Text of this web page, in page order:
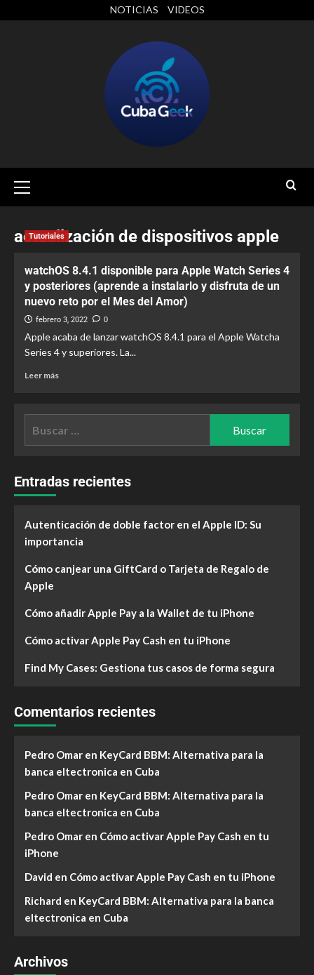
NOTICIAS VIDEOS
actualización de dispositivos apple
Tutoriales
watchOS 8.4.1 disponible para Apple Watch Series 4
y posteriores (aprende a instalarlo y disfruta de un
nuevo reto por el Mes del Amor)
febrero 3, 2022 0
Apple acaba de lanzar watchOS 8.4.1 para el Apple Watcha
Series 4 y superiores. La...
Leer más
Entradas recientes
Autenticación de doble factor en el Apple ID: Su
importancia
Cómo canjear una GiftCard o Tarjeta de Regalo de
Apple
Cómo añadir Apple Pay a la Wallet de tu iPhone
Cómo activar Apple Pay Cash en tu iPhone
Find My Cases: Gestiona tus casos de forma segura
Comentarios recientes
Pedro Omar en KeyCard BBM: Alternativa para la
banca eltectronica en Cuba
Pedro Omar en KeyCard BBM: Alternativa para la
banca eltectronica en Cuba
Pedro Omar en Cómo activar Apple Pay Cash en tu
iPhone
David en Cómo activar Apple Pay Cash en tu iPhone
Richard en KeyCard BBM: Alternativa para la banca
eltectronica en Cuba
Archivos